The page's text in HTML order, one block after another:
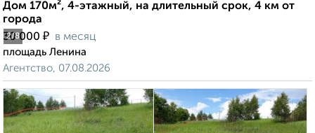
2/8
Дом 170м², 4-этажный, на длительный срок, 4 км от
города
30 000 ₽ в месяц
площадь Ленина
Агентство, 07.08.2026